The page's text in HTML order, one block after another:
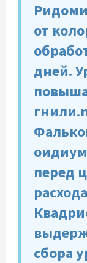
от
дней.
перед
сбора